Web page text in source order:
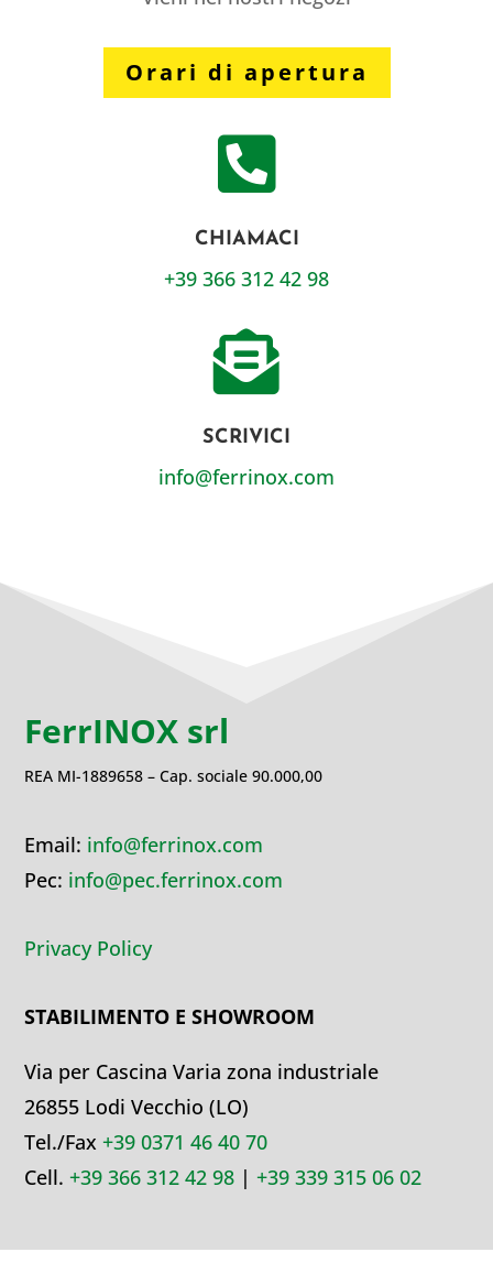
Orari di apertura

CHIAMACI
+39 366 312 42 98

SCRIVICI
info@ferrinox.com
FerrINOX srl
REA MI-1889658 – Cap. sociale 90.000,00
Email: info@ferrinox.com
Pec: info@pec.ferrinox.com
Privacy Policy
STABILIMENTO E SHOWROOM
Via per Cascina Varia zona industriale
26855 Lodi Vecchio (LO)
Tel./Fax+39 0371 46 40 70
Cell.+39 366 312 42 98 |+39 339 315 06 02